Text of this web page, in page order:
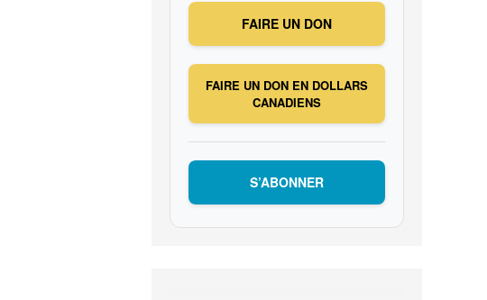
FAIRE UN DON
FAIRE UN DON EN DOLLARS
CANADIENS
S’ABONNER